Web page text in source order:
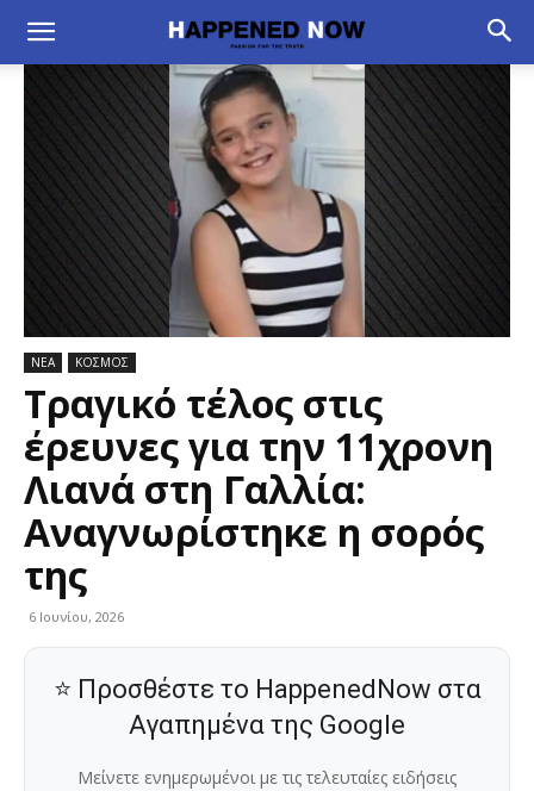
ΝΕΑ ΚΟΣΜΟΣ
Τραγικό τέλος στις
έρευνες για την 11χρονη
Λιανά στη Γαλλία:
Αναγνωρίστηκε η σορός
της
6 Ιουνίου, 2026
⭐ Προσθέστε το HappenedNow στα
Αγαπημένα της Google
Μείνετε ενημερωμένοι με τις τελευταίες ειδήσεις